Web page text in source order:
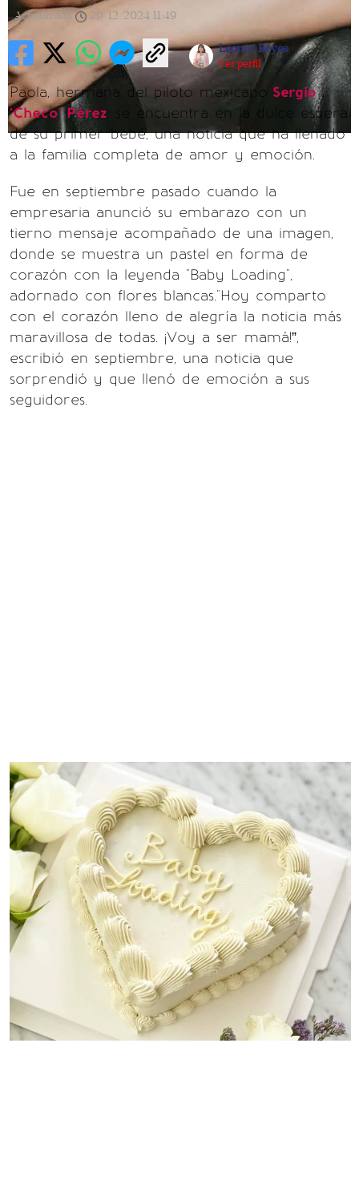
Actualizada
29/12/2024 11:49
Leonor Reyes
Ver perfil
Paola, hermana del piloto mexicano Sergio
‘Checo’ Pérez , se encuentra en la dulce espera
de su primer bebé, una noticia que ha llenado
a la familia completa de amor y emoción.
Fue en septiembre pasado cuando la
empresaria anunció su embarazo con un
tierno mensaje acompañado de una imagen,
donde se muestra un pastel en forma de
corazón con la leyenda "Baby Loading",
adornado con flores blancas."Hoy comparto
con el corazón lleno de alegría la noticia más
maravillosa de todas. ¡Voy a ser mamá!”,
escribió en septiembre, una noticia que
sorprendió y que llenó de emoción a sus
seguidores.